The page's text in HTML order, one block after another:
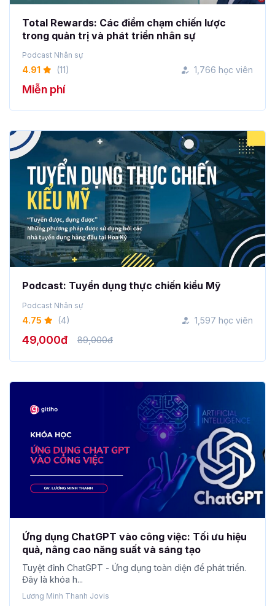
Total Rewards: Các điểm chạm chiến lược
trong quản trị và phát triển nhân sự
Podcast Nhân sự
4.91 (11) 1,766 học viên
Miễn phí
Podcast: Tuyển dụng thực chiến kiểu Mỹ
Podcast Nhân sự
4.75 (4) 1,597 học viên
49,000đ 89,000đ
Ứng dụng ChatGPT vào công việc: Tối ưu hiệu
quả, nâng cao năng suất và sáng tạo
Tuyệt đỉnh ChatGPT - Ứng dụng toàn diện để phát triển.
Đây là khóa h...
Lương Minh Thanh Jovis